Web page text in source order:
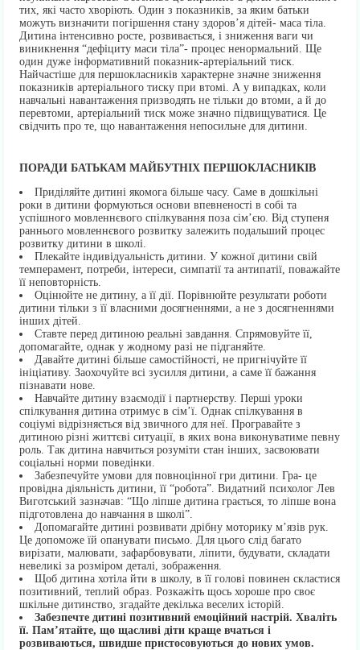
тих, які часто хворіють. Один з показників, за яким батьки
можуть визначити погіршення стану здоров’я дітей- маса тіла.
Дитина інтенсивно росте, розвивається, і зниження ваги чи
виникнення “дефіциту маси тіла”- процес ненормальний. Ще
один дуже інформативний показник-артеріальний тиск.
Найчастіше для першокласників характерне значне зниження
показників артеріального тиску при втомі. А у випадках, коли
навчальні навантаження призводять не тільки до втоми, а й до
перевтоми, артеріальний тиск може значно підвищуватися. Це
свідчить про те, що навантаження непосильне для дитини.
ПОРАДИ БАТЬКАМ МАЙБУТНІХ ПЕРШОКЛАСНИКІВ
Приділяйте дитині якомога більше часу. Саме в дошкільні
роки в дитини формуються основи впевненості в собі та
успішного мовленнєвого спілкування поза сім’єю. Від ступеня
раннього мовленнєвого розвитку залежить подальший процес
розвитку дитини в школі.
Плекайте індивідуальність дитини. У кожної дитини свій
темперамент, потреби, інтереси, симпатії та антипатії, поважайте
її неповторність.
Оцінюйте не дитину, а її дії. Порівнюйте результати роботи
дитини тільки з її власними досягненнями, а не з досягненнями
інших дітей.
Ставте перед дитиною реальні завдання. Спрямовуйте її,
допомагайте, однак у жодному разі не підганяйте.
Давайте дитині більше самостійності, не пригнічуйте її
ініціативу. Заохочуйте всі зусилля дитини, а саме її бажання
пізнавати нове.
Навчайте дитину взаємодії і партнерству. Перші уроки
спілкування дитина отримує в сім’ї. Однак спілкування в
соціумі відрізняється від звичного для неї. Програвайте з
дитиною різні життєві ситуації, в яких вона виконуватиме певну
роль. Так дитина навчиться розуміти стан інших, засвоювати
соціальні норми поведінки.
Забезпечуйте умови для повноцінної гри дитини. Гра- це
провідна діяльність дитини, її “робота”. Видатний психолог Лев
Виготський зазначав: “Що ліпше дитина грається, то ліпше вона
підготовлена до навчання в школі”.
Допомагайте дитині розвивати дрібну моторику м’язів рук.
Це допоможе їй опанувати письмо. Для цього слід багато
вирізати, малювати, зафарбовувати, ліпити, будувати, складати
невеликі за розміром деталі, зображення.
Щоб дитина хотіла йти в школу, в її голові повинен скластися
позитивний, теплий образ. Розкажіть щось хороше про своє
шкільне дитинство, згадайте декілька веселих історій.
Забезпечте дитині позитивний емоційний настрій. Хваліть
її. Пам’ятайте, що щасливі діти краще вчаться і
розвиваються, швидше пристосовуються до нових умов.